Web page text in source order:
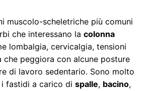
muscolo-scheletriche più comuni
che interessano lacolonna
lombalgia, cervicalgia, tensioni
che peggiora con alcune posture
di lavoro sedentario. Sono molto
i fastidi a carico dispalle, bacino,